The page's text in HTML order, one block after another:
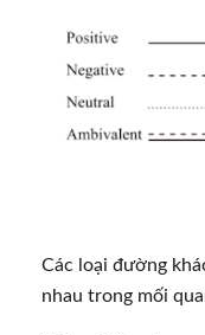
Các loại đường
nhau trong mối